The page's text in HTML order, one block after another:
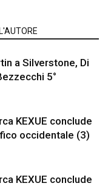
a Silverstone, Di
5°
KEXUE conclude
occidentale (3)
KEXUE conclude